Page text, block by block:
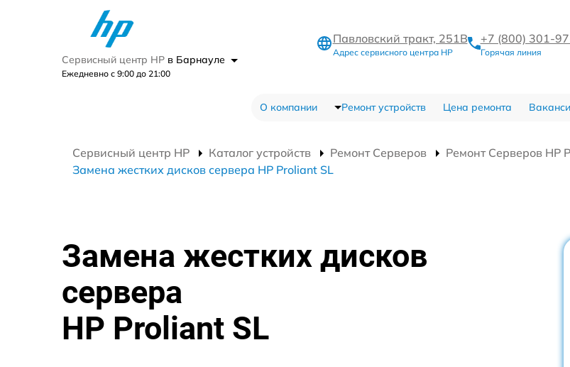
Сервисный центр HP в Барнауле
Ежедневно с 9:00 до 21:00
Павловский тракт, 251В
Адрес сервисного центра HP
+7 (800) 301-
Горячая линия
О компании Ремонт устройств Цена ремонта
Сервисный центр HP Каталог устройств Ремонт Серверов
Ремонт Серверов HP
Замена жестких дисков сервера HP Proliant SL
Замена жестких дисков
сервера
HP Proliant SL